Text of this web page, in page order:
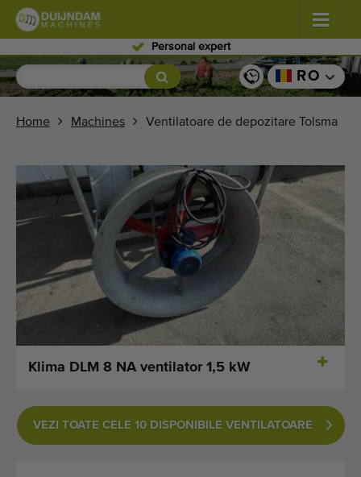
Personal expert
Flori şi plante
Pomicultură (336)
Benzi transportoare (441)
Vindeți-vă mașina!
Căutați pe tip
Ultimele mașini văzute
Notificări despre mașini disponibile
RO
Home Machines Ventilatoare de depozitare Tolsma
Klima DLM 8 NA ventilator 1,5 kW
VEZI TOATE CELE 10 DISPONIBILE VENTILATOARE